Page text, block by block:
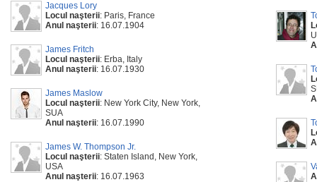
Jacques Lory
Locul naşterii: Paris, France
Anul naşterii: 16.07.1904
James Fritch
Locul naşterii: Erba, Italy
Anul naşterii: 16.07.1930
James Maslow
Locul naşterii: New York City, New York,
SUA
Anul naşterii: 16.07.1990
James W. Thompson Jr.
Locul naşterii: Staten Island, New York,
USA
Anul naşterii: 16.07.1963